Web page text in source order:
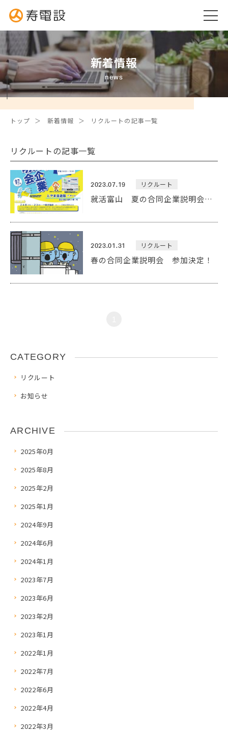
新着情報
news
トップ 新着情報 リクルートの記事一覧
リクルートの記事一覧
2023.07.19 リクルート
就活富山 夏の合同企業説明会
2023.01.31 リクルート
春の合同企業説明会 参加決定！
CATEGORY
リクルート
お知らせ
ARCHIVE
2025年0月
2025年8月
2025年2月
2025年1月
2024年9月
2024年6月
2024年1月
2023年7月
2023年6月
2023年2月
2023年1月
2022年1月
2022年7月
2022年6月
2022年4月
2022年3月